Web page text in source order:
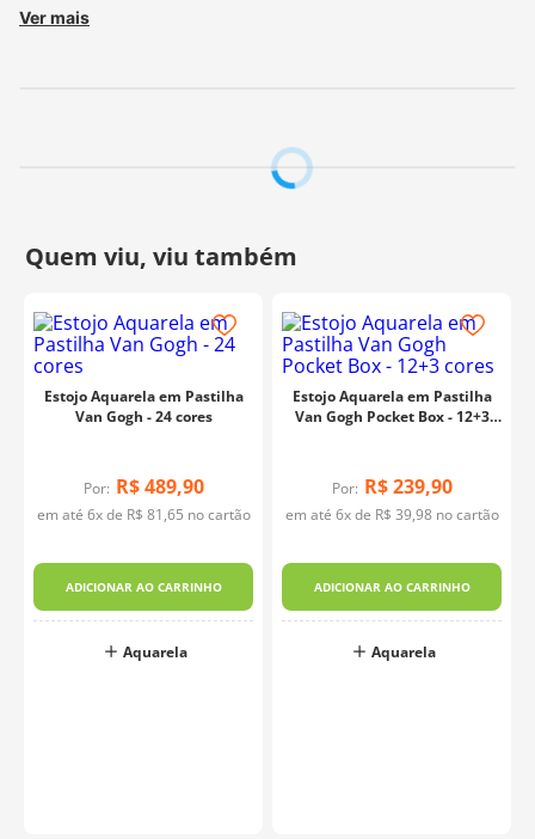
Não tóxico.
reservatório de água e 1 esponja de absorção.
agentes umectantes, glicerina, madeira, componentes
metálicos e nylon.
Fabricante:
Ver mais
Estojo Aquarela em Pastilha
Van Gogh - 24 cores
Por: R$ 489,90
em até 6x de R$ 81,65 no cartão
ADICIONAR AO CARRINHO
Aquarela
Estojo Aquarela em Pastilha
Van Gogh Pocket Box - 12+3
Por: R$ 239,90
em até 6x de R$ 39,98no cartão
ADICIONAR AO CARRINHO
Aquarela